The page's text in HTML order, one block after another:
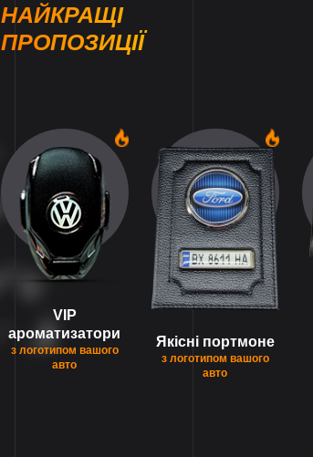
НАЙКРАЩІ
ПРОПОЗИЦІЇ
VIP
ароматизатори
з логотипом вашого
авто
Якісні портмоне
з логотипом вашого
авто